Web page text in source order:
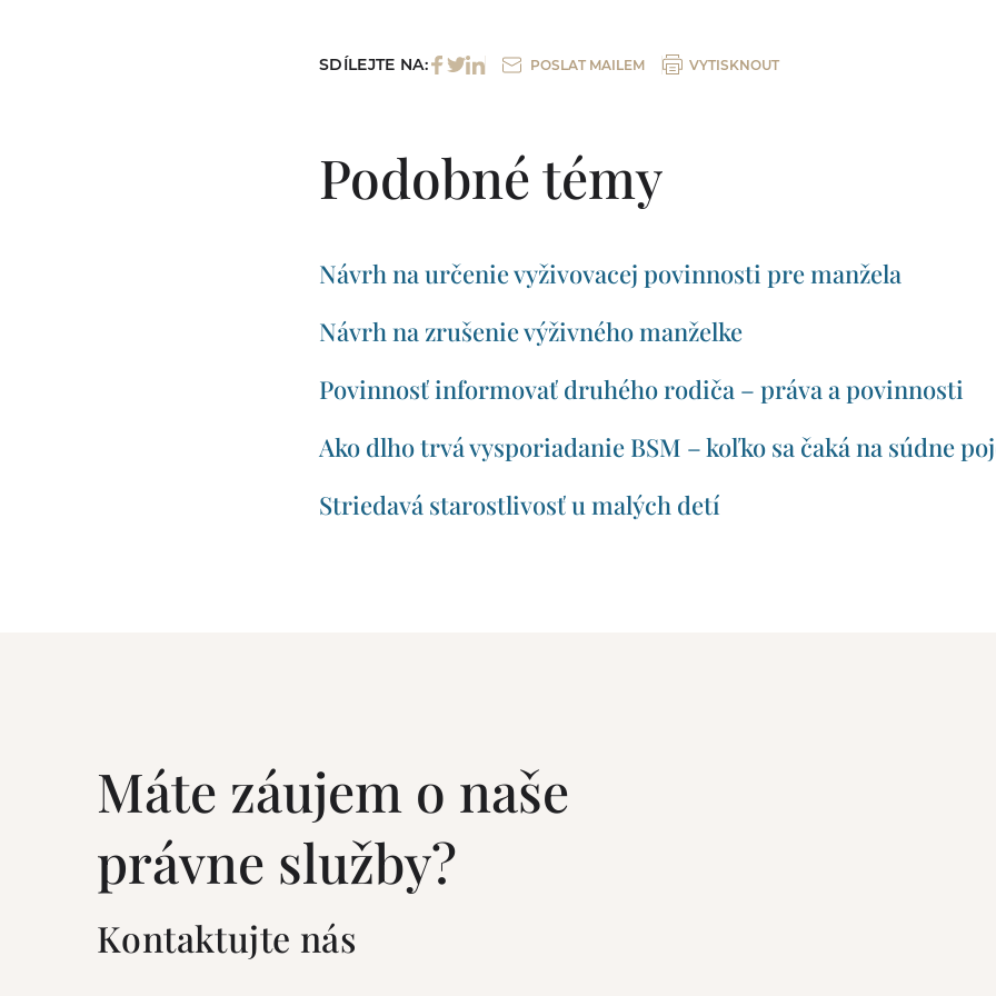
SDÍLEJTE NA: POSLAT MAILEM VYTISKNOUT
Podobné témy
Návrh na určenie vyživovacej povinnosti pre manžela
Návrh na zrušenie výživného manželke
Povinnosť informovať druhého rodiča – práva a povinnosti
Ako dlho trvá vysporiadanie BSM – koľko sa čaká na súdne
Striedavá starostlivosť u malých detí
Máte záujem o naše
právne služby?
Kontaktujte nás